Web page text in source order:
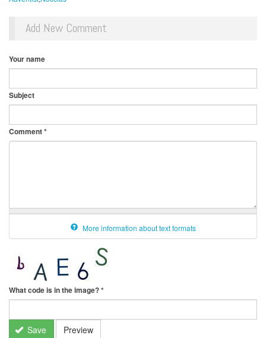
Add New Comment
Your name
Subject
Comment*
More information about text formats
What code is in the image?*
Save Preview